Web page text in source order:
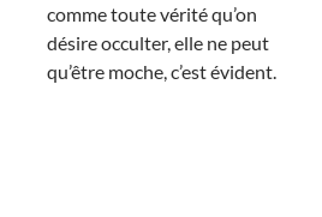
comme toute vérité qu’on
désire occulter, elle ne peut
qu’être moche, c’est évident.